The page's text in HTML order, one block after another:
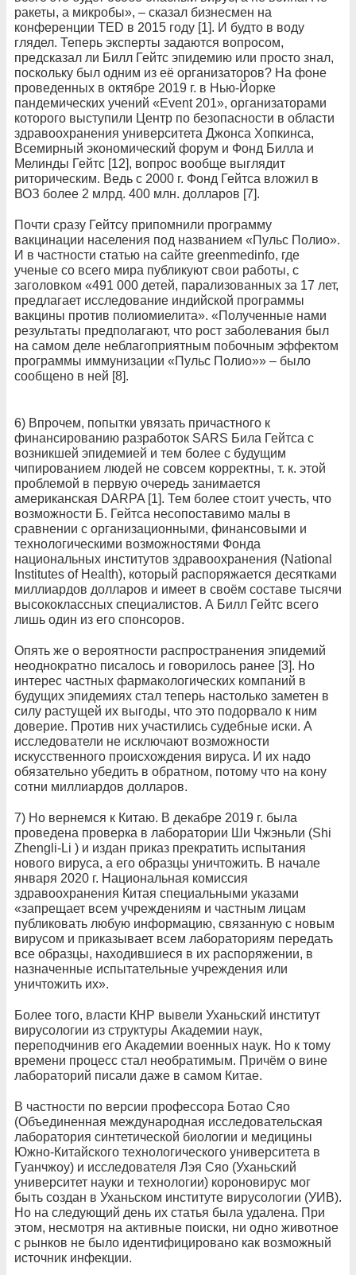
ракеты, а микробы», – сказал бизнесмен на
конференции TED в 2015 году [1]. И будто в воду
глядел. Теперь эксперты задаются вопросом,
предсказал ли Билл Гейтс эпидемию или просто знал,
поскольку был одним из её организаторов? На фоне
проведенных в октябре 2019 г. в Нью-Йорке
пандемических учений «Event 201», организаторами
которого выступили Центр по безопасности в области
здравоохранения университета Джонса Хопкинса,
Всемирный экономический форум и Фонд Билла и
Мелинды Гейтс [12], вопрос вообще выглядит
риторическим. Ведь с 2000 г. Фонд Гейтса вложил в
ВОЗ более 2 млрд. 400 млн. долларов [7].
Почти сразу Гейтсу припомнили программу
вакцинации населения под названием «Пульс Полио».
И в частности статью на сайте greenmedinfo, где
ученые со всего мира публикуют свои работы, с
заголовком «491 000 детей, парализованных за 17 лет,
предлагает исследование индийской программы
вакцины против полиомиелита». «Полученные нами
результаты предполагают, что рост заболевания был
на самом деле неблагоприятным побочным эффектом
программы иммунизации «Пульс Полио»» – было
сообщено в ней [8].
6) Впрочем, попытки увязать причастного к
финансированию разработок SARS Била Гейтса с
возникшей эпидемией и тем более с будущим
чипированием людей не совсем корректны, т. к. этой
проблемой в первую очередь занимается
американская DARPA [1]. Тем более стоит учесть, что
возможности Б. Гейтса несопоставимо малы в
сравнении с организационными, финансовыми и
технологическими возможностями Фонда
национальных институтов здравоохранения (National
Institutes of Health), который распоряжается десятками
миллиардов долларов и имеет в своём составе тысячи
высококлассных специалистов. А Билл Гейтс всего
лишь один из его спонсоров.
Опять же о вероятности распространения эпидемий
неоднократно писалось и говорилось ранее [3]. Но
интерес частных фармакологических компаний в
будущих эпидемиях стал теперь настолько заметен в
силу растущей их выгоды, что это подорвало к ним
доверие. Против них участились судебные иски. А
исследователи не исключают возможности
искусственного происхождения вируса. И их надо
обязательно убедить в обратном, потому что на кону
сотни миллиардов долларов.
7) Но вернемся к Китаю. В декабре 2019 г. была
проведена проверка в лаборатории Ши Чжэньли (Shi
Zhengli-Li ) и издан приказ прекратить испытания
нового вируса, а его образцы уничтожить. В начале
января 2020 г. Национальная комиссия
здравоохранения Китая специальными указами
«запрещает всем учреждениям и частным лицам
публиковать любую информацию, связанную с новым
вирусом и приказывает всем лабораториям передать
все образцы, находившиеся в их распоряжении, в
назначенные испытательные учреждения или
уничтожить их».
Более того, власти КНР вывели Уханьский институт
вирусологии из структуры Академии наук,
переподчинив его Академии военных наук. Но к тому
времени процесс стал необратимым. Причём о вине
лабораторий писали даже в самом Китае.
В частности по версии профессора Ботао Сяо
(Объединенная международная исследовательская
лаборатория синтетической биологии и медицины
Южно-Китайского технологического университета в
Гуанчжоу) и исследователя Лэя Сяо (Уханьский
университет науки и технологии) короновирус мог
быть создан в Уханьском институте вирусологии (УИВ).
Но на следующий день их статья была удалена. При
этом, несмотря на активные поиски, ни одно животное
с рынков не было идентифицировано как возможный
источник инфекции.